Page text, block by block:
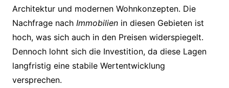
Architektur und modernen Wohnkonzepten. Die
Nachfrage nach Immobilienin diesen Gebieten ist
hoch, was sich auch in den Preisen widerspiegelt.
Dennoch lohnt sich die Investition, da diese Lagen
langfristig eine stabile Wertentwicklung
versprechen.